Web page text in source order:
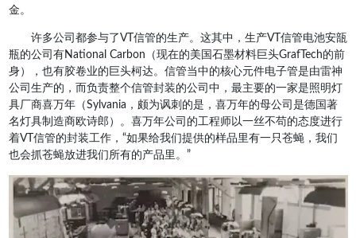
金。
许多公司都参与了VT信管的生产。这其中，生产VT信管电池安瓿
瓶的公司有National Carbon（现在的美国石墨材料巨头GrafTech的前
身），也有胶卷业的巨头柯达。信管当中的核心元件电子管是由雷神
公司生产的，而负责整个信管封装的公司中，最主要的一家是照明灯
具厂商喜万年（Sylvania，颇为讽刺的是，喜万年的母公司是德国著
名灯具制造商欧诗郎）。喜万年公司的工程师以一丝不苟的态度进行
着VT信管的封装工作，“如果给我们提供的样品里有一只苍蝇，我们
也会抓苍蝇放进我们所有的产品里。”